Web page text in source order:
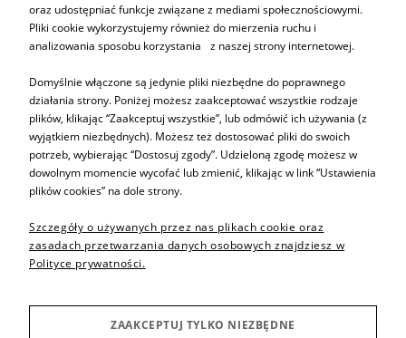
Informacje
Sprzedaż produktów
oraz udostępniać funkcje związane z mediami społecznościowymi.
Pliki cookie wykorzystujemy również do mierzenia ruchu i
analizowania sposobu korzystania z naszej strony internetowej.
Domyślnie włączone są jedynie pliki niezbędne do poprawnego
działania strony. Poniżej możesz zaakceptować wszystkie rodzaje
plików, klikając “Zaakceptuj wszystkie”, lub odmówić ich używania (z
wyjątkiem niezbędnych). Możesz też dostosować pliki do swoich
potrzeb, wybierając “Dostosuj zgody”. Udzieloną zgodę możesz w
dowolnym momencie wycofać lub zmienić, klikając w link “Ustawienia
plików cookies” na dole strony.
Szczegóły o używanych przez nas plikach cookie oraz
zasadach przetwarzania danych osobowych znajdziesz w
Polityce prywatności.
ZAAKCEPTUJ TYLKO NIEZBĘDNE